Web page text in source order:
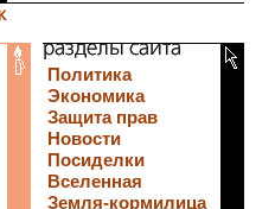
Политика
Экономика
Защита прав
Новости
Посиделки
Вселенная
Земля-кормилица